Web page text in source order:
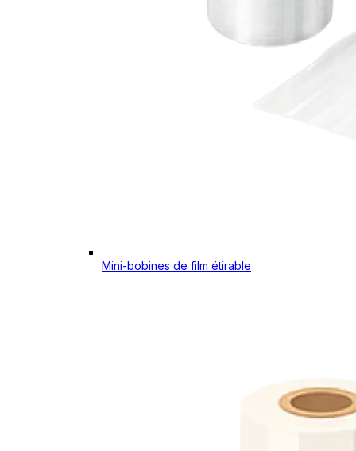
Mini-bobines de film étirable